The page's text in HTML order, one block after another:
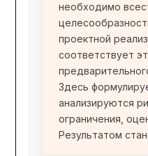
необходимо
проектной
соответствует
Здесь
анализируются
ограничения,
Результатом